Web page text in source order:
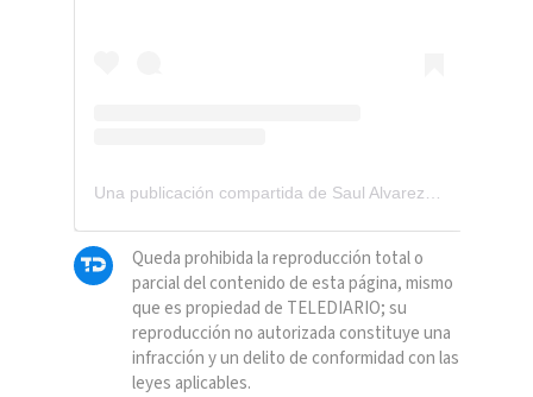
Queda prohibida la reproducción total o
parcial del contenido de esta página, mismo
que es propiedad de TELEDIARIO; su
reproducción no autorizada constituye una
infracción y un delito de conformidad con las
leyes aplicables.